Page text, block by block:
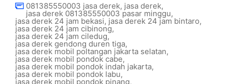
081385550003 jasa derek, jasa derek,
jasa derek 081385550003 pasar minggu,
jasa derek 24 jam bekasi, jasa derek 24 jam bintaro,
jasa derek 24 jam cibinong,
jasa derek 24 jam ciledug,
jasa derek gendong duren tiga,
jasa derek mobil poltangan jakarta selatan,
jasa derek mobil pondok cabe,
jasa derek mobil pondok indah jakarta,
jasa derek mobil pondok labu,
jasa derek mobil pondok pinang,